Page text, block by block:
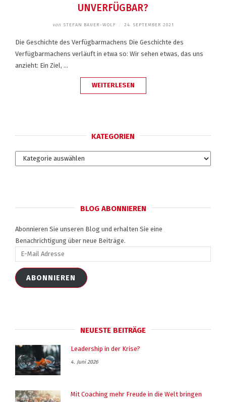
UNVERFÜGBAR?
von STEFAN BAUER-WOLF 24. SEPTEMBER 2021
Die Geschichte des Verfügbarmachens Die Geschichte des
Verfügbarmachens verläuft in etwa so: Wir sehen etwas, das uns
anzieht: Ein Ziel, …
WEITERLESEN„UNVERFÜGBAR?“
KATEGORIEN
Kategorien
BLOG ABONNIEREN
Abonnieren Sie unseren Blog und erhalten Sie eine
Benachrichtigung über neue Beiträge.
Mail
AdresseABONNIEREN
NEUESTE BEITRÄGE
Leadership in der Krise?
4. Juni 2026
Mit Coaching mehr Freude in die Welt bringen